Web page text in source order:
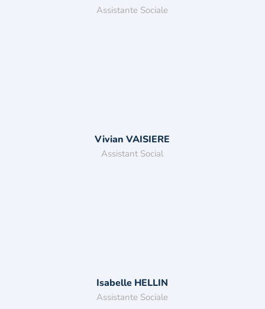
Assistante Sociale
Vivian VAISIERE
Assistant Social
Isabelle HELLIN
Assistante Sociale